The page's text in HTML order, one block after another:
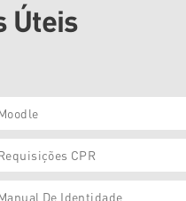
Úteis
CPR
De Identidade